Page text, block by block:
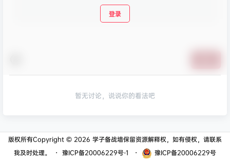
登录
暂无讨论，说说你的看法吧
版权所有Copyright © 2026 学子备战墙保留资源解释权，如有侵权，请联系
我及时处理。
・ 豫ICP备20006229号-1 ・
豫ICP备20006229号